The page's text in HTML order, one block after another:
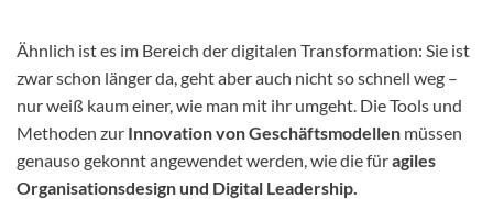
Ähnlich ist es im Bereich der digitalen Transformation: Sie ist
zwar schon länger da, geht aber auch nicht so schnell weg –
nur weiß kaum einer, wie man mit ihr umgeht. Die Tools und
Methoden zur Innovation von Geschäftsmodellen müssen
genauso gekonnt angewendet werden, wie die füragiles
Organisationsdesign und Digital Leadership.